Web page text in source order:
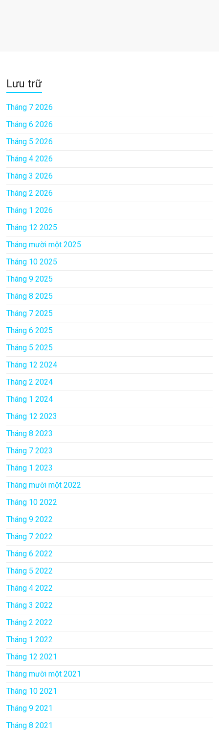
Lưu trữ
Tháng 7 2026
Tháng 6 2026
Tháng 5 2026
Tháng 4 2026
Tháng 3 2026
Tháng 2 2026
Tháng 1 2026
Tháng 12 2025
Tháng mười một 2025
Tháng 10 2025
Tháng 9 2025
Tháng 8 2025
Tháng 7 2025
Tháng 6 2025
Tháng 5 2025
Tháng 12 2024
Tháng 2 2024
Tháng 1 2024
Tháng 12 2023
Tháng 8 2023
Tháng 7 2023
Tháng 1 2023
Tháng mười một 2022
Tháng 10 2022
Tháng 9 2022
Tháng 7 2022
Tháng 6 2022
Tháng 5 2022
Tháng 4 2022
Tháng 3 2022
Tháng 2 2022
Tháng 1 2022
Tháng 12 2021
Tháng mười một 2021
Tháng 10 2021
Tháng 9 2021
Tháng 8 2021